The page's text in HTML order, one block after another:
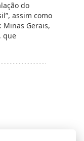
do
assim como
Gerais,
que